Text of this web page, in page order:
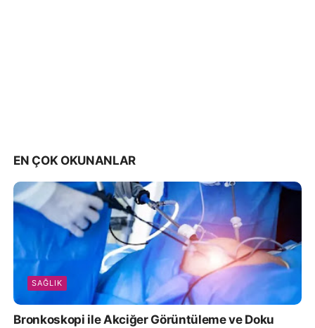
EN ÇOK OKUNANLAR
SAĞLIK
Bronkoskopi ile Akciğer Görüntüleme ve Doku